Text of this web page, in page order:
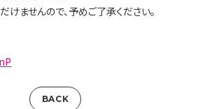
ませんので、予めご了承ください。
BACK